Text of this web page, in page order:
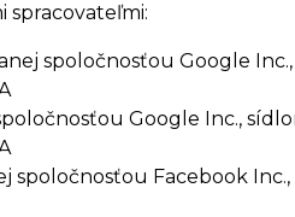
spracovateľmi:
spoločnosťou Google
Google Inc.,
Facebook Inc.,